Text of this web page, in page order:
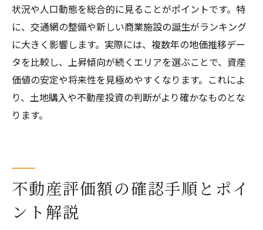
状況や人口動態を総合的に見ることがポイントです。特
に、交通網の整備や新しい商業施設の誕生がランキング
に大きく影響します。実際には、複数年の地価推移デー
タを比較し、上昇傾向が続くエリアを選ぶことで、資産
価値の安定や将来性を見極めやすくなります。これによ
り、土地購入や不動産投資の判断がより確かなものとな
ります。
不動産評価額の確認手順とポイ
ント解説